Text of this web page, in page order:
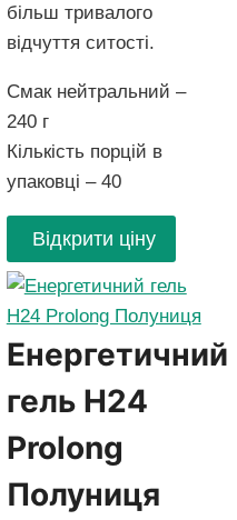
більш тривалого
відчуття ситості.
Смак нейтральний –
240 г
Кількість порцій в
упаковці – 40
Відкрити ціну
Енергетичний
гель Н24
Prolong
Полуниця